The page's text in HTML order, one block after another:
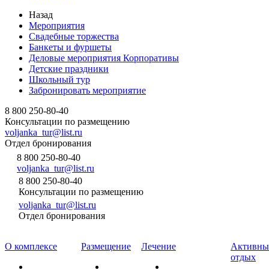
Назад
Мероприятия
Свадебные торжества
Банкеты и фуршеты
Деловые мероприятия Корпоративы
Детские праздники
Школьный тур
Забронировать мероприятие
8 800 250-80-40
Консультации по размещению
voljanka_tur@list.ru
Отдел бронирования
8 800 250-80-40
voljanka_tur@list.ru
8 800 250-80-40
Консультации по размещению
voljanka_tur@list.ru
Отдел бронирования
О комплексе Размещение Лечение
отдых